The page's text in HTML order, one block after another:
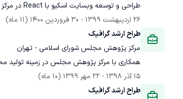
طراحی و توسعه وبسایت اسکیو با React در مرکز فناوری دانشگاه صنعتی امیرکبیر.
26 اردیبهشت 1399
- 30 فروردین 1400
(11 ماه)
طراح ارشد گرافیک
مرکز پژوهش مجلس شورای اسلامی - تهران
همکاری با مرکز پژوهش مجلس در زمینه
15 آذر 1398
- 22 مهر 1399
(10 ماه)
طراح ارشد گرافیک